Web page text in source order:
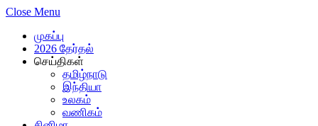
Close Menu
முகப்பு
2026 தேர்தல்
செய்திகள்
தமிழ்நாடு
இந்தியா
உலகம்
வணிகம்